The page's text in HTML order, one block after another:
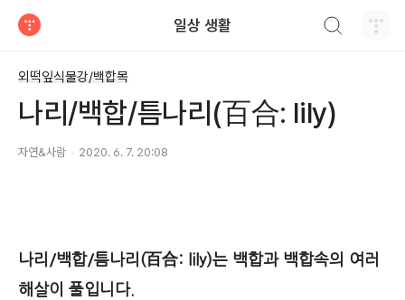
일상 생활
외떡잎식물강/백합목
나리/백합/틈나리(百合: lily)
자연&사람 2020. 6. 7. 20:08
나리/백합/틈나리(百合: lily)는 백합과 백합속의 여러
해살이 풀입니다.